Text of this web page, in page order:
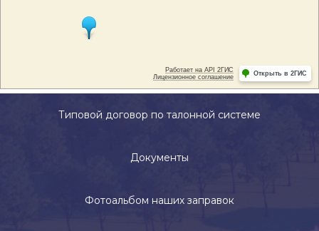
Типовой договор по талонной системе
Документы
Фотоальбом наших заправок